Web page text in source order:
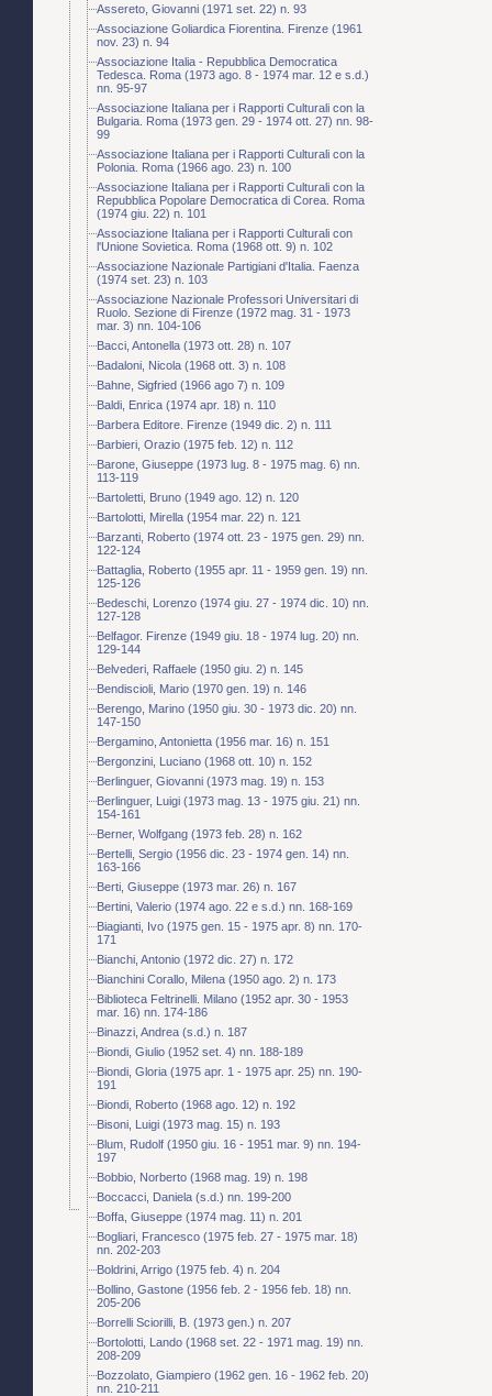
Assereto, Giovanni (1971 set. 22) n. 93
Associazione Goliardica Fiorentina. Firenze (1961
nov. 23) n. 94
Associazione Italia - Repubblica Democratica
Tedesca. Roma (1973 ago. 8 - 1974 mar. 12 e s.d.)
nn. 95-97
Associazione Italiana per i Rapporti Culturali con la
Bulgaria. Roma (1973 gen. 29 - 1974 ott. 27) nn. 98-
99
Associazione Italiana per i Rapporti Culturali con la
Polonia. Roma (1966 ago. 23) n. 100
Associazione Italiana per i Rapporti Culturali con la
Repubblica Popolare Democratica di Corea. Roma
(1974 giu. 22) n. 101
Associazione Italiana per i Rapporti Culturali con
l'Unione Sovietica. Roma (1968 ott. 9) n. 102
Associazione Nazionale Partigiani d'Italia. Faenza
(1974 set. 23) n. 103
Associazione Nazionale Professori Universitari di
Ruolo. Sezione di Firenze (1972 mag. 31 - 1973
mar. 3) nn. 104-106
Bacci, Antonella (1973 ott. 28) n. 107
Badaloni, Nicola (1968 ott. 3) n. 108
Bahne, Sigfried (1966 ago 7) n. 109
Baldi, Enrica (1974 apr. 18) n. 110
Barbera Editore. Firenze (1949 dic. 2) n. 111
Barbieri, Orazio (1975 feb. 12) n. 112
Barone, Giuseppe (1973 lug. 8 - 1975 mag. 6) nn.
113-119
Bartoletti, Bruno (1949 ago. 12) n. 120
Bartolotti, Mirella (1954 mar. 22) n. 121
Barzanti, Roberto (1974 ott. 23 - 1975 gen. 29) nn.
122-124
Battaglia, Roberto (1955 apr. 11 - 1959 gen. 19) nn.
125-126
Bedeschi, Lorenzo (1974 giu. 27 - 1974 dic. 10) nn.
127-128
Belfagor. Firenze (1949 giu. 18 - 1974 lug. 20) nn.
129-144
Belvederi, Raffaele (1950 giu. 2) n. 145
Bendiscioli, Mario (1970 gen. 19) n. 146
Berengo, Marino (1950 giu. 30 - 1973 dic. 20) nn.
147-150
Bergamino, Antonietta (1956 mar. 16) n. 151
Bergonzini, Luciano (1968 ott. 10) n. 152
Berlinguer, Giovanni (1973 mag. 19) n. 153
Berlinguer, Luigi (1973 mag. 13 - 1975 giu. 21) nn.
154-161
Berner, Wolfgang (1973 feb. 28) n. 162
Bertelli, Sergio (1956 dic. 23 - 1974 gen. 14) nn.
163-166
Berti, Giuseppe (1973 mar. 26) n. 167
Bertini, Valerio (1974 ago. 22 e s.d.) nn. 168-169
Biagianti, Ivo (1975 gen. 15 - 1975 apr. 8) nn. 170-
171
Bianchi, Antonio (1972 dic. 27) n. 172
Bianchini Corallo, Milena (1950 ago. 2) n. 173
Biblioteca Feltrinelli. Milano (1952 apr. 30 - 1953
mar. 16) nn. 174-186
Binazzi, Andrea (s.d.) n. 187
Biondi, Giulio (1952 set. 4) nn. 188-189
Biondi, Gloria (1975 apr. 1 - 1975 apr. 25) nn. 190-
191
Biondi, Roberto (1968 ago. 12) n. 192
Bisoni, Luigi (1973 mag. 15) n. 193
Blum, Rudolf (1950 giu. 16 - 1951 mar. 9) nn. 194-
197
Bobbio, Norberto (1968 mag. 19) n. 198
Boccacci, Daniela (s.d.) nn. 199-200
Boffa, Giuseppe (1974 mag. 11) n. 201
Bogliari, Francesco (1975 feb. 27 - 1975 mar. 18)
nn. 202-203
Boldrini, Arrigo (1975 feb. 4) n. 204
Bollino, Gastone (1956 feb. 2 - 1956 feb. 18) nn.
205-206
Borrelli Sciorilli, B. (1973 gen.) n. 207
Bortolotti, Lando (1968 set. 22 - 1971 mag. 19) nn.
208-209
Bozzolato, Giampiero (1962 gen. 16 - 1962 feb. 20)
nn. 210-211